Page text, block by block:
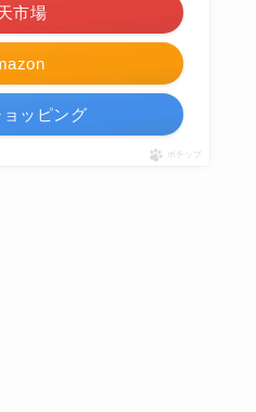
市場
ッピング
ポチップ